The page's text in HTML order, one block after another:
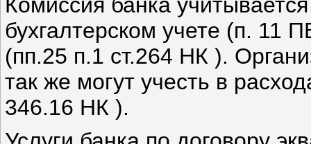
Комиссия банка
бухгалтерском учете (п. 11
(пп.25 п.1 ст.264 НК ).
так же могут учесть в
346.16 НК ).